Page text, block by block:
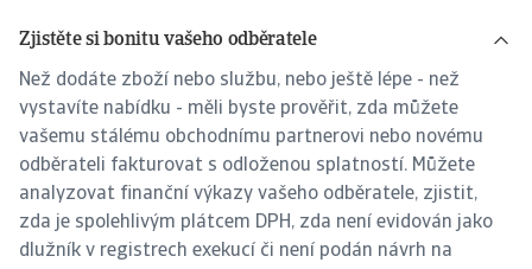
Zjistěte si bonitu vašeho odběratele
Než dodáte zboží nebo službu, nebo ještě lépe - než
vystavíte nabídku - měli byste prověřit, zda můžete
vašemu stálému obchodnímu partnerovi nebo novému
odběrateli fakturovat s odloženou splatností. Můžete
analyzovat finanční výkazy vašeho odběratele, zjistit,
zda je spolehlivým plátcem DPH, zda není evidován jako
dlužník v registrech exekucí či není podán návrh na